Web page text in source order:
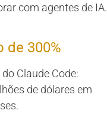
com agentes de IA.
de 300%
Claude Code:
de dólares em